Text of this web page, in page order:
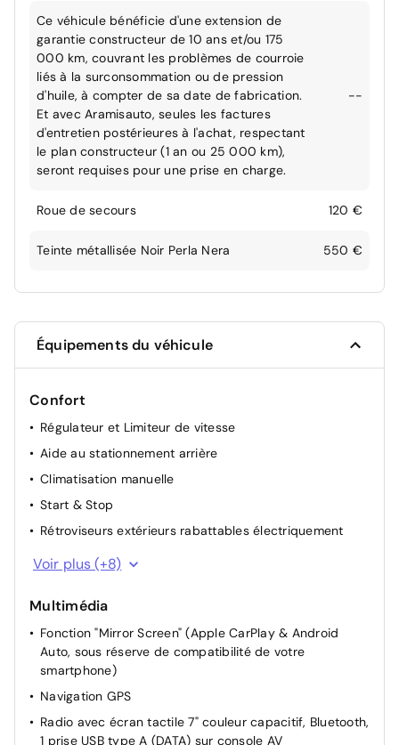
Ce véhicule bénéficie d'une extension de
garantie constructeur de 10 ans et/ou 175
000 km, couvrant les problèmes de courroie
liés à la surconsommation ou de pression
d'huile, à compter de sa date de fabrication.
Et avec Aramisauto, seules les factures
d'entretien postérieures à l'achat, respectant
le plan constructeur (1 an ou 25 000 km),
seront requises pour une prise en charge.
--
Roue de secours 120 €
Teinte métallisée Noir Perla Nera 550 €
Équipements du véhicule
Confort
Régulateur et Limiteur de vitesse
Aide au stationnement arrière
Climatisation manuelle
Start & Stop
Rétroviseurs extérieurs rabattables électriquement
Essuie-glaces automatiques
Rétroviseurs extérieurs électriques et dégivrants
Siège conducteur avec réglage manuel en hauteur
Lève-vitres AR électriques
Lève vitres AV électriques et séquentiels
Voir plus (+8)
Multimédia
Fonction "Mirror Screen" (Apple CarPlay & Android
Auto, sous réserve de compatibilité de votre
smartphone)
Navigation GPS
Radio avec écran tactile 7" couleur capacitif, Bluetooth,
1 prise USB type A (DATA) sur console AV